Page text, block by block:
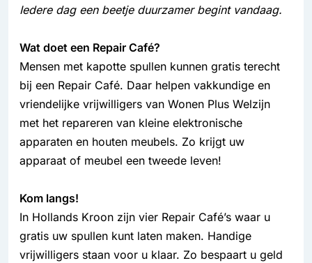
Iedere dag een beetje duurzamer begint vandaag.
Wat doet een Repair Café?
Mensen met kapotte spullen kunnen gratis terecht
bij een Repair Café. Daar helpen vakkundige en
vriendelijke vrijwilligers van Wonen Plus Welzijn
met het repareren van kleine elektronische
apparaten en houten meubels. Zo krijgt uw
apparaat of meubel een tweede leven!
Kom langs!
In Hollands Kroon zijn vier Repair Café’s waar u
gratis uw spullen kunt laten maken. Handige
vrijwilligers staan voor u klaar. Zo bespaart u geld